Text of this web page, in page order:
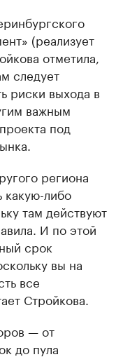
(реализует
отметила,
следует
риски выхода в
важным
под
региона
какую-либо
там действуют
И по этой
срок
вы на
все
Стройкова.
— от
до пула